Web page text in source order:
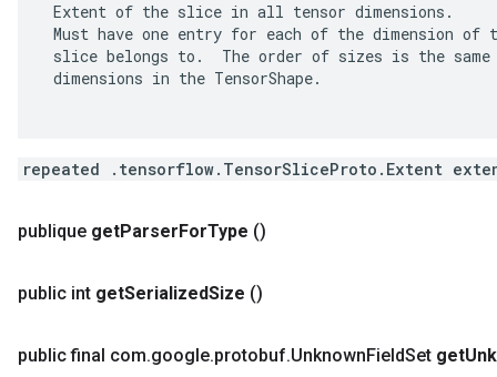
Extent of the slice in all tensor dimensions.
Must have one entry for each of the dimension
slice belongs to.  The order of sizes is the
dimensions in the TensorShape.
repeated .tensorflow.TensorSliceProto.Extent
publique getParserForType ()
public int getSerializedSize ()
public final com.google.protobuf.UnknownFieldSet get